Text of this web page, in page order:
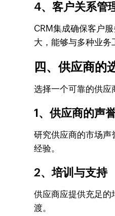
4、客户关系管
CRM集成确保客户
大，能够与多种业务
四、供应商的
选择一个可靠的供应
1、供应商的声
研究供应商的市场声
经验。
2、培训与支持
供应商应提供充足的
渡。